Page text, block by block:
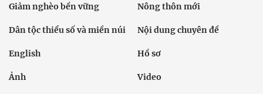
Giảm nghèo bền vững Nông thôn mới
Dân tộc thiểu số và miền núi Nội dung chuyên đề
English Hồ sơ
Ảnh Video